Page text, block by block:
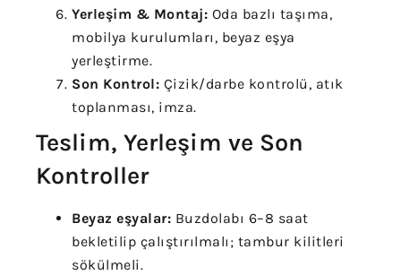
Yerleşim & Montaj: Oda bazlı taşıma,
mobilya kurulumları, beyaz eşya
yerleştirme.
Son Kontrol: Çizik/darbe kontrolü, atık
toplanması, imza.
Teslim, Yerleşim ve Son
Kontroller
Beyaz eşyalar: Buzdolabı 6–8 saat
bekletilip çalıştırılmalı; tambur kilitleri
sökülmeli.